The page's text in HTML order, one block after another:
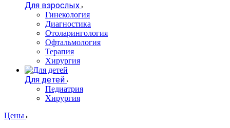
Для взрослых
Гинекология
Диагностика
Отоларингология
Офтальмология
Терапия
Хирургия
Для детей
Педиатрия
Хирургия
Цены